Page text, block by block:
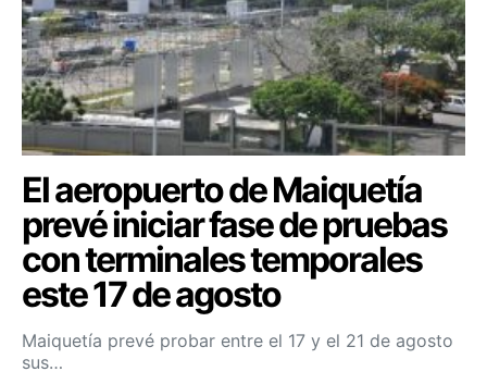
El aeropuerto de Maiquetía
prevé iniciar fase de pruebas
con terminales temporales
este 17 de agosto
Maiquetía prevé probar entre el 17 y el 21 de agosto
sus…